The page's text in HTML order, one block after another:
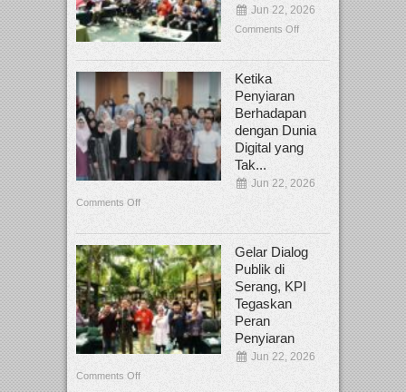
Jun 22, 2026
Comments Off
Ketika
Penyiaran
Berhadapan
dengan Dunia
Digital yang
Tak...
Jun 22, 2026
Comments Off
Gelar Dialog
Publik di
Serang, KPI
Tegaskan
Peran
Penyiaran
Jun 22, 2026
Comments Off